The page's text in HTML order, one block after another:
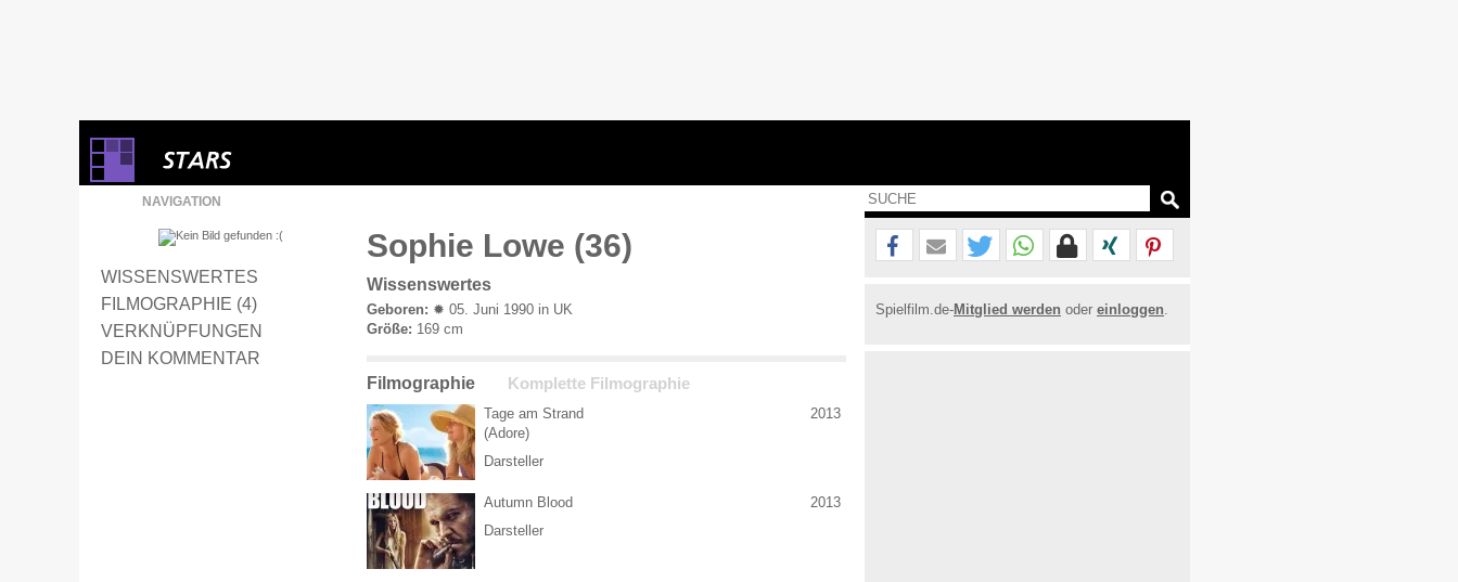
NAVIGATION
WISSENSWERTES
FILMOGRAPHIE (4)
VERKNÜPFUNGEN
DEIN KOMMENTAR
Sophie Lowe (36)
Wissenswertes
Geboren: ✹ 05. Juni 1990 in UK
Größe: 169 cm
Filmographie Komplette Filmographie
Tage am Strand
(Adore)
Darsteller
2013
Autumn Blood
Darsteller
2013
Spielfilm.de-Mitglied werden oder einloggen.